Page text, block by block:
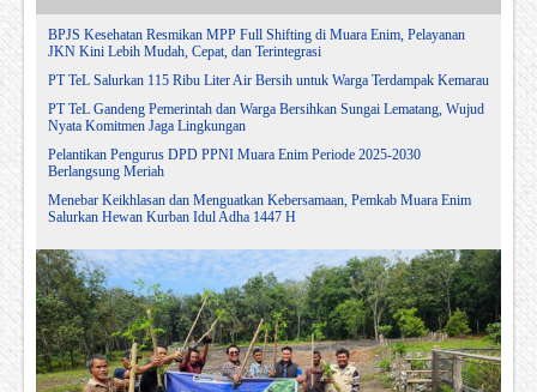
BPJS Kesehatan Resmikan MPP Full Shifting di Muara Enim, Pelayanan
JKN Kini Lebih Mudah, Cepat, dan Terintegrasi
PT TeL Salurkan 115 Ribu Liter Air Bersih untuk Warga Terdampak Kemarau
PT TeL Gandeng Pemerintah dan Warga Bersihkan Sungai Lematang, Wujud
Nyata Komitmen Jaga Lingkungan
Pelantikan Pengurus DPD PPNI Muara Enim Periode 2025-2030
Berlangsung Meriah
Menebar Keikhlasan dan Menguatkan Kebersamaan, Pemkab Muara Enim
Salurkan Hewan Kurban Idul Adha 1447 H